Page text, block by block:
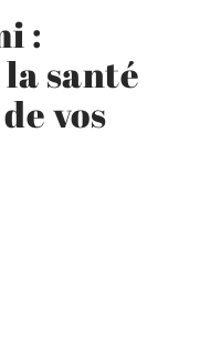
:
santé
vos